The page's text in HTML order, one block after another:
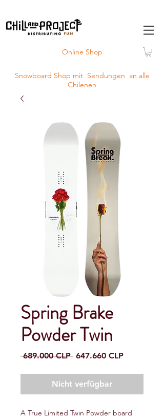
Online Shop
Snowboard Shop mit Sendungen an alle
Chilenen
Spring Brake
Powder Twin
689.000 CLP Standardpreis
647.660 CLPSale-
Nicht verfügbar
A True Limited Twin Powder board